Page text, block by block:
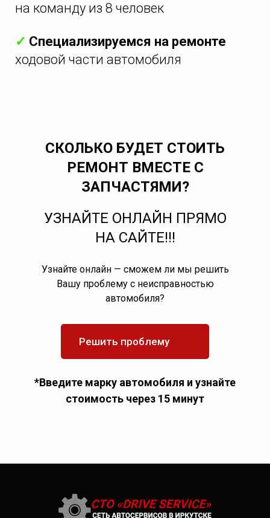
на команду из 8 человек
✓ Специализируемся на ремонте
ходовой части автомобиля
СКОЛЬКО БУДЕТ СТОИТЬ
РЕМОНТ ВМЕСТЕ С
ЗАПЧАСТЯМИ?
УЗНАЙТЕ ОНЛАЙН ПРЯМО
НА САЙТЕ!!!
Узнайте онлайн — сможем ли мы решить
Вашу проблему с неисправностью
автомобиля?
Решить проблему
*Введите марку автомобиля и узнайте
стоимость через 15 минут